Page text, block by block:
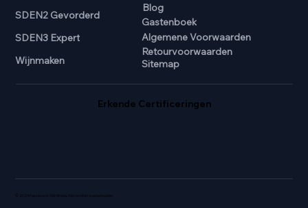
SDEN2 Gevorderd
SDEN3 Expert
Wijnmaken
Blog
Gastenboek
Algemene Voorwaarden
Retourvoorwaarden
Sitemap
Erkende Certificeringen
© 2024 Passie voor Wijn Breda. Alle rechten voorbehouden.